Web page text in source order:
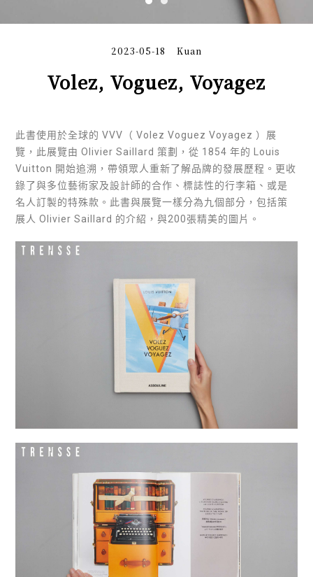
Volez, Voguez, Voyagez
Kuan
2023-05-18
此書使用於全球的 VVV（ Volez Voguez Voyagez ）展
覽，此展覽由 Olivier Saillard 策劃，從 1854 年的 Louis
Vuitton 開始追溯，帶領眾人重新了解品牌的發展歷程。更收
錄了與多位藝術家及設計師的合作、標誌性的行李箱、或是
名人訂製的特殊款。此書與展覽一樣分為九個部分，包括策
展人 Olivier Saillard 的介紹，與200張精美的圖片。